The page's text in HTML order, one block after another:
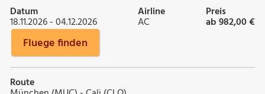
Datum
18.11.2026 - 04.12.2026
Airline
AC
Preis
ab 982,00 €
Fluege finden
Route